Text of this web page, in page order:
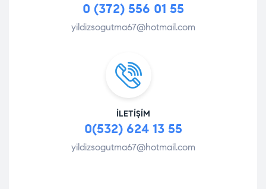
0 (372) 556 01 55
yildizsogutma67@hotmail.com
İLETIŞIM
0(532) 624 13 55
yildizsogutma67@hotmail.com